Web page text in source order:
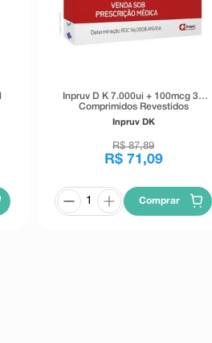
Inpruv D K 7.000ui + 100mcg 30
Comprimidos Revestidos
Inpruv DK
R$ 87,89
R$ 71 ,09
Comprar